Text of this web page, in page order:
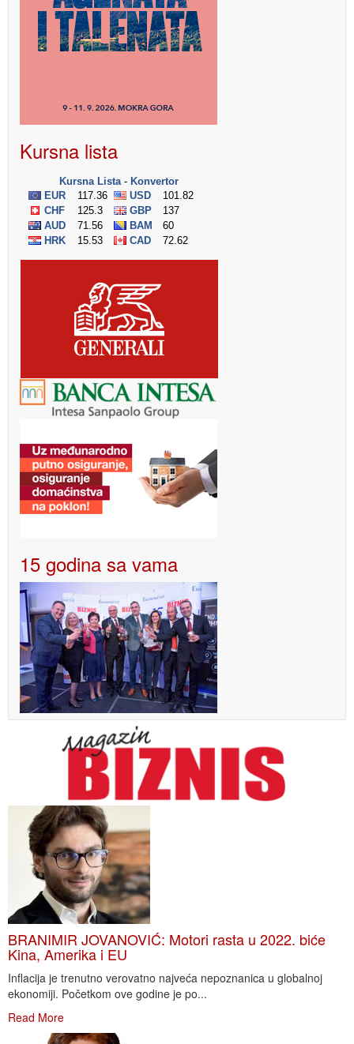
Kursna lista
15 godina sa vama
BRANIMIR JOVANOVIĆ: Motori rasta u 2022. biće
Kina, Amerika i EU
Inflacija je trenutno verovatno najveća nepoznanica u globalnoj
ekonomiji. Početkom ove godine je po...
Read More